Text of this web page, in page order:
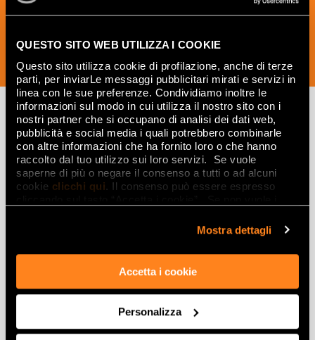
QUESTO SITO WEB UTILIZZA I COOKIE
Questo sito utilizza cookie di profilazione, anche di terze
parti, per inviarLe messaggi pubblicitari mirati e servizi in
linea con le sue preferenze. Condividiamo inoltre le
informazioni sul modo in cui utilizza il nostro sito con i
nostri partner che si occupano di analisi dei dati web,
pubblicità e social media i quali potrebbero combinarle
con altre informazioni che ha fornito loro o che hanno
raccolto dal tuo utilizzo sui loro servizi. Se vuole
saperne di più o negare il consenso a tutti o ad alcuni
cookie clicchi qui. Il consenso può essere espresso
Mostra dettagli
Accetta i cookie
Personalizza
SUSCRÍBETE AHORA
Lasciati
ispirare
da ambienti
Gres porcellanato effetto marmo
Gres porcellanato effetto legno
Gres porcellanato effetto pietra
Gres porcellanato effetto resina e cemento